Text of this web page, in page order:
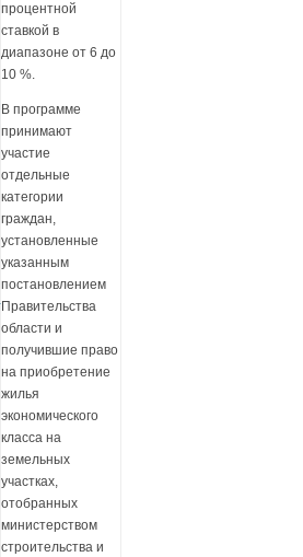
процентной
ставкой в
диапазоне от 6 до
10 %.
В программе
принимают
участие
отдельные
категории
граждан,
установленные
указанным
постановлением
Правительства
области и
получившие право
на приобретение
жилья
экономического
класса на
земельных
участках,
отобранных
министерством
строительства и